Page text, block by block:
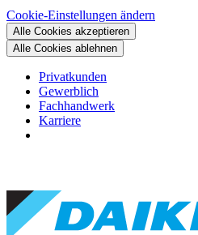
Cookie-Einstellungen ändern
Alle Cookies akzeptieren
Alle Cookies ablehnen
Privatkunden
Gewerblich
Fachhandwerk
Karriere